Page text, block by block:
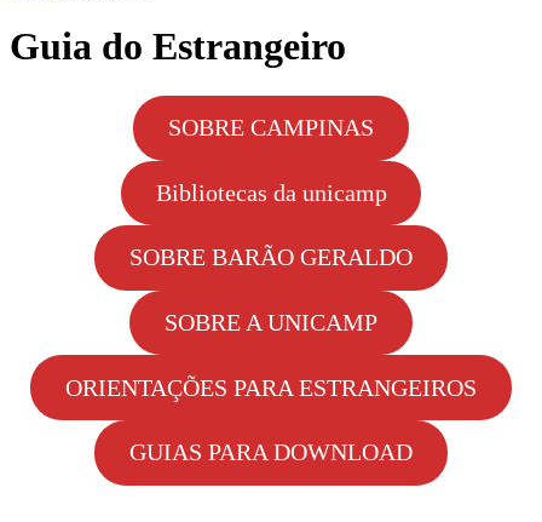
Guia do Estrangeiro
SOBRE CAMPINAS
Bibliotecas da unicamp
SOBRE BARÃO GERALDO
SOBRE A UNICAMP
ORIENTAÇÕES PARA ESTRANGEIROS
GUIAS PARA DOWNLOAD